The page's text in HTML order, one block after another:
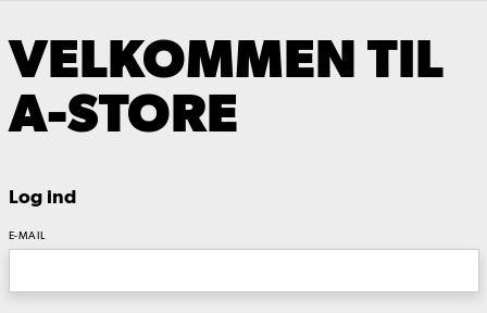
VELKOMMEN TIL
A-STORE
Log ind
E-MAIL